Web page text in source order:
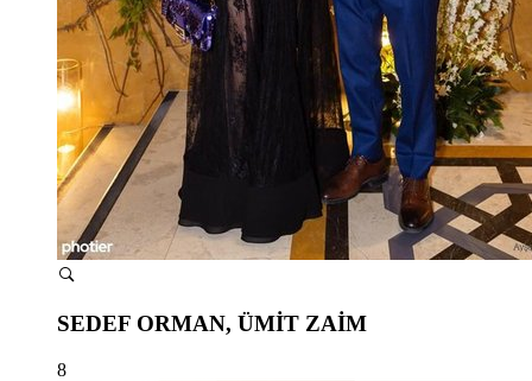
SEDEF ORMAN, ÜMİT ZAİM
8